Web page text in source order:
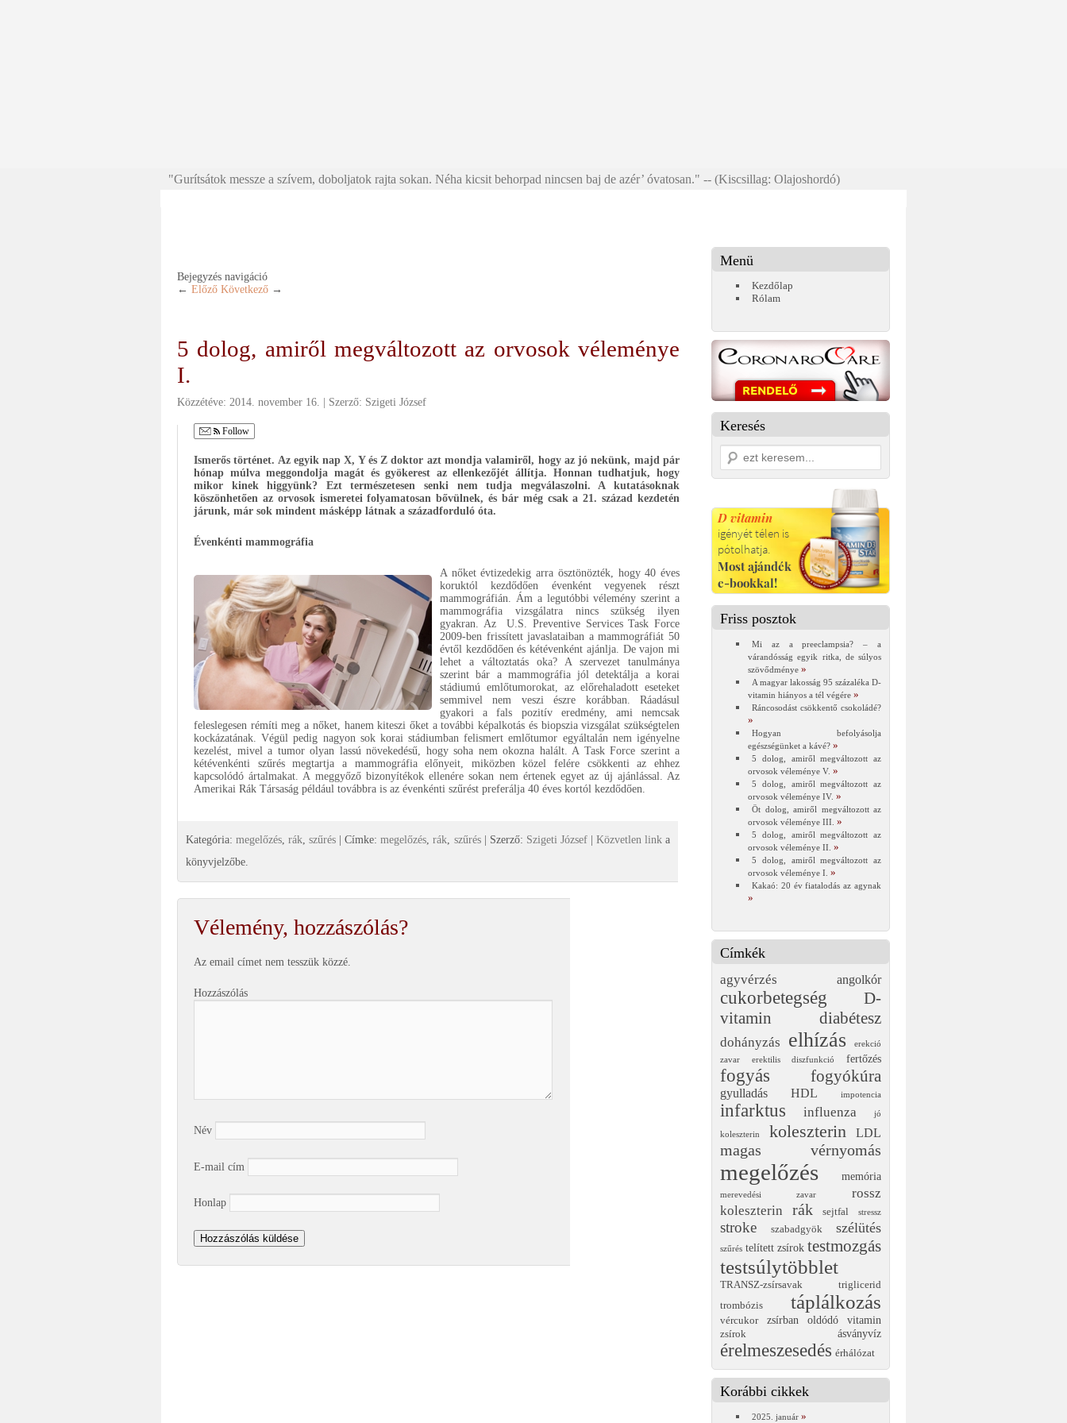
"Gurítsátok messze a szívem, doboljatok rajta sokan. Néha kicsit behorpad nincsen baj de azér’ óvatosan." -- (Kiscsillag: Olajoshordó)
Bejegyzés navigáció
← Előző Következő →
5 dolog, amiről megváltozott az orvosok véleménye
I.
Közzétéve: 2014. november 16. Szerző: Szigeti József
Follow
Ismerős történet. Az egyik nap X, Y és Z doktor azt mondja valamiről, hogy az jó nekünk, majd pár
hónap múlva meggondolja magát és gyökerest az ellenkezőjét állítja. Honnan tudhatjuk, hogy
mikor kinek higgyünk? Ezt természetesen senki nem tudja megválaszolni. A kutatásoknak
köszönhetően az orvosok ismeretei folyamatosan bővülnek, és bár még csak a 21. század kezdetén
járunk, már sok mindent másképp látnak a századforduló óta.
Évenkénti mammográfia
A nőket évtizedekig arra ösztönözték, hogy 40 éves
koruktól kezdődően évenként vegyenek részt
mammográfián. Ám a legutóbbi vélemény szerint a
mammográfia vizsgálatra nincs szükség ilyen
gyakran. Az U.S. Preventive Services Task Force
2009-ben frissített javaslataiban a mammográfiát 50
évtől kezdődően és kétévenként ajánlja. De vajon mi
lehet a változtatás oka? A szervezet tanulmánya
szerint bár a mammográfia jól detektálja a korai
stádiumú emlőtumorokat, az előrehaladott eseteket
semmivel nem veszi észre korábban. Ráadásul
gyakori a fals pozitív eredmény, ami nemcsak
feleslegesen rémíti meg a nőket, hanem kiteszi őket a további képalkotás és biopszia vizsgálat szükségtelen
kockázatának. Végül pedig nagyon sok korai stádiumban felismert emlőtumor egyáltalán nem igényelne
kezelést, mivel a tumor olyan lassú növekedésű, hogy soha nem okozna halált. A Task Force szerint a
kétévenkénti szűrés megtartja a mammográfia előnyeit, miközben közel felére csökkenti az ehhez
kapcsolódó ártalmakat. A meggyőző bizonyítékok ellenére sokan nem értenek egyet az új ajánlással. Az
Amerikai Rák Társaság például továbbra is az évenkénti szűrést preferálja 40 éves kortól kezdődően.
Kategória:megelőzés,rák,szűrés | Címke:megelőzés,rák, szűrés| Szerző: Szigeti József| Közvetlen link a
könyvjelzőbe.
Vélemény, hozzászólás?
Az email címet nem tesszük közzé.
Hozzászólás
Név
E-mail cím
Honlap
Menü
Kezdőlap
Rólam
Keresés
Friss posztok
Mi az a preeclampsia? – a
várandósság egyik ritka, de súlyos
szövődménye
A magyar lakosság 95 százaléka D-
vitamin hiányos a tél végére
Ráncosodást csökkentő csokoládé?
Hogyan befolyásolja
egészségünket a kávé?
5 dolog, amiről megváltozott az
orvosok véleménye V.
5 dolog, amiről megváltozott az
orvosok véleménye IV.
Öt dolog, amiről megváltozott az
orvosok véleménye III.
5 dolog, amiről megváltozott az
orvosok véleménye II.
5 dolog, amiről megváltozott az
orvosok véleménye I.
Kakaó: 20 év fiatalodás az agynak
Címkék
agyvérzés angolkór
cukorbetegség
D-
vitamin
diabétesz
dohányzás elhízás
erekció
zavar
erektilis diszfunkció fertőzés
fogyás fogyókúra
gyulladás HDL impotencia
infarktus influenza jó
koleszterin koleszterin LDL
magas vérnyomás
megelőzés memória
merevedési zavar
rossz
koleszterin
rák sejtfal stressz
stroke szabadgyök szélütés
szűrés telített zsírok testmozgás
testsúlytöbblet
TRANSZ-zsírsavak
triglicerid
trombózis
táplálkozás
vércukor zsírban oldódó vitamin
zsírok ásványvíz
érelmeszesedés érhálózat
Korábbi cikkek
2025. január